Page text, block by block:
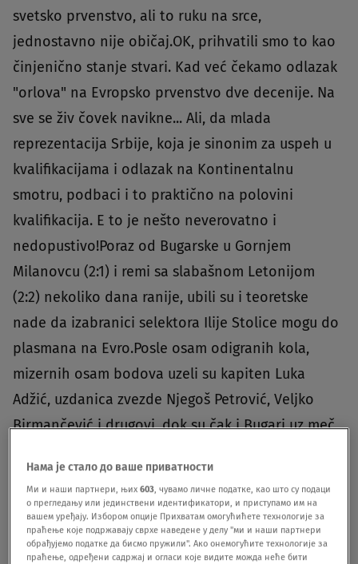
svetsko prvenstvo, ali to ruku na srce,
jednostavno nije običaj.OK, prihvatili smo to kao
činjenično stanje stvari. Kad već čekamo odlazak
"orlova" na Evropsko prvenstvo dve decenije. Na
sve se živ čovek navikne... Ali, da mlada
reprezentacija Srbije, koja je sinonim za uspeh u
kvalifikacijama i odlazak na Kontinentalnu
smotru, podbaci i to praktično na polovini
kvalifikacija. E to je nešto neverovatno i
nedopustivo!Poraz od Bugarske u Gornjem
Milanovcu (2:1) i remi sa slabašnom Letonijom
(2:2) nekoliko dana ranije, ubili su i teoretske
nade da izabranici selektora Ilije Stolice mogu do
plasmana na Evro.Posle osam odigranih kola,
mizernih osam bodova uzeli su kapiten Luka
Adžić, uzdanica zvezde Njegoš Petrović, Veljko
Birmančević i drugovi, dok su čak i Bugari uz meč
istinito. Prvi su Rusi sa 17, drugi Poljaci sa 16, treći
već pomenuti Bugari...
Нама је стало до ваше приватности
Ми и наши партнери, њих603, чувамо личне податке, као што су подаци
о прегледању или јединствени идентификатори, и приступамо им на
вашем уређају. Избором опције Прихватам омогућићете технологије за
праћење које подржавају сврхе наведене у делу "ми и наши партнери
обрађујемо податке да бисмо пружили". Ако онемогућите технологије за
праћење, одређени садржај и огласи које видите можда неће бити